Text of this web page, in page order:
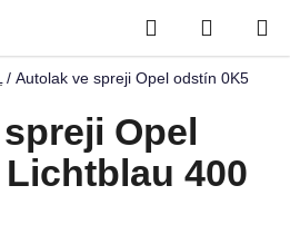
Hledat
KOŠÍK
/ Autolak ve spreji Opel odstín 0K5
Opel
400